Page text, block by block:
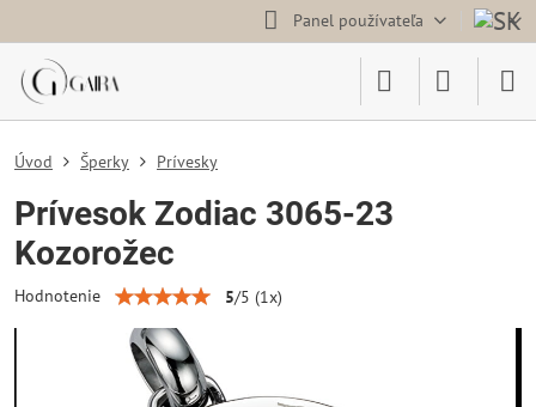
Panel používateľa
Úvod Šperky Prívesky
Prívesok Zodiac 3065-23
Kozorožec
Hodnotenie 5/5 (1x)